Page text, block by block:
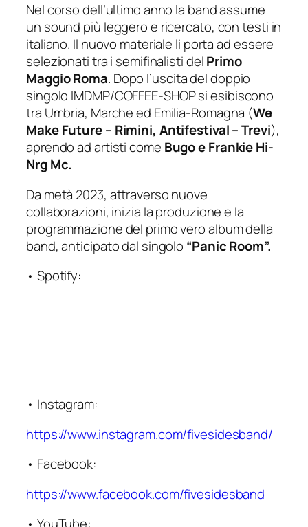
Nel corso dell’ultimo anno la band assume
un sound più leggero e ricercato, con testi in
italiano. Il nuovo materiale li porta ad essere
selezionati tra i semifinalisti delPrimo
Maggio Roma. Dopo l’uscita del doppio
singolo IMDMP/COFFEE-SHOPsi esibiscono
tra Umbria, Marche ed Emilia-Romagna (We
Make Future – Rimini, Antifestival – Trevi),
aprendo ad artisti come Bugo e Frankie Hi-
Nrg Mc.
Da metà 2023, attraverso nuove
collaborazioni, inizia la produzione e la
programmazione del primo vero album della
band, anticipato dal singolo “Panic Room”.
• Spotify:
• Instagram:
https://www.instagram.com/fivesidesband/
• Facebook:
https://www.facebook.com/fivesidesband